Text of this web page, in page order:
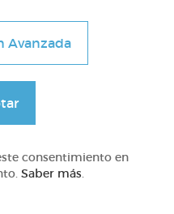
8 años)
DOCS (4)
Avanzada
consentimiento en
Saber más.